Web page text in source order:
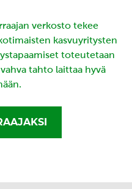
verkosto tekee
kasvuyritysten
toteutetaan
tahto laittaa hyvä